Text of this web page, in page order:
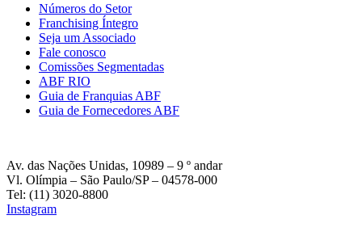
Números do Setor
Franchising Íntegro
Seja um Associado
Fale conosco
Comissões Segmentadas
ABF RIO
Guia de Franquias ABF
Guia de Fornecedores ABF
Av. das Nações Unidas, 10989 – 9 º andar
Vl. Olímpia – São Paulo/SP – 04578-000
Tel: (11) 3020-8800
Instagram